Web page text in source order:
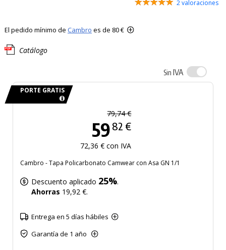
2 valoraciones
El pedido mínimo de Cambro es de 80 €
Catálogo
Sin IVA
PORTE GRATIS
79,74 €
59 82 €
72,36 € con IVA
Cambro - Tapa Policarbonato Camwear con Asa GN 1/1
Descuento aplicado 25%.
Ahorras 19,92 €.
Entrega en 5 días hábiles
Garantía de 1 año